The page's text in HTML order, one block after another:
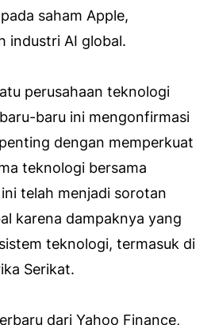
saham Apple,
industri AI global.
perusahaan teknologi
baru ini mengonfirmasi
dengan memperkuat
teknologi bersama
telah menjadi sorotan
karena dampaknya yang
teknologi, termasuk di
Serikat.
dari Yahoo Finance,